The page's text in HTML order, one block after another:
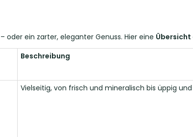
oder ein zarter, eleganter Genuss. Hier eine Übersicht
Beschreibung
Vielseitig, von frisch und mineralisch bis üppig